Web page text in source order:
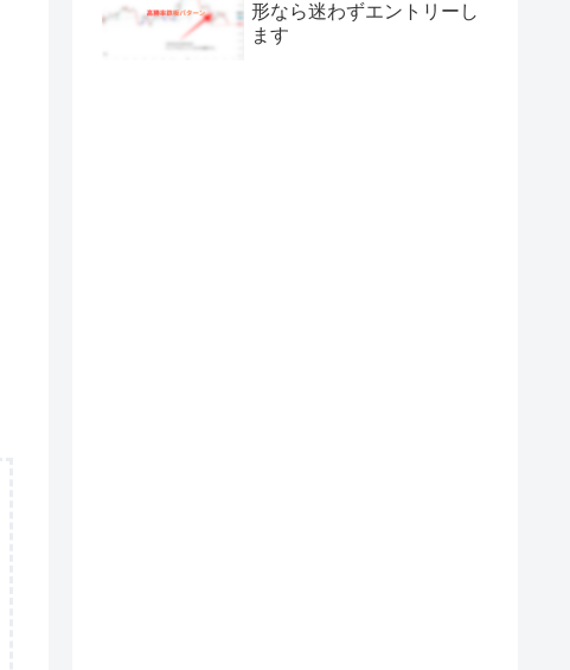
形なら迷わずエントリーし
ます